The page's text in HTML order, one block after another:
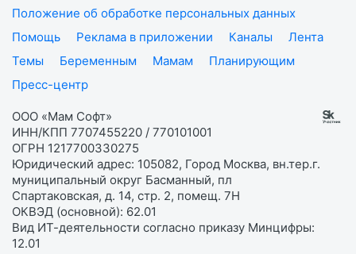
Положение об обработке персональных данных
Помощь
Реклама в приложении Каналы
Лента
Темы
Беременным Мамам
Планирующим
Пресс-центр
ООО «Мам Софт»
ИНН/КПП 7707455220 / 770101001
ОГРН 1217700330275
Юридический адрес: 105082, Город Москва, вн.тер.г.
муниципальный округ Басманный, пл
Спартаковская, д. 14, стр. 2, помещ. 7Н
ОКВЭД (основной): 62.01
Вид ИТ-деятельности согласно приказу Минцифры:
12.01